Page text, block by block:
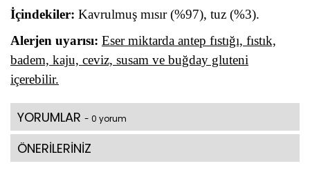
İçindekiler: Kavrulmuş mısır (%97), tuz (%3).
Alerjen uyarısı: Eser miktarda antep fıstığı, fıstık,
badem, kaju, ceviz, susam ve buğday gluteni
içerebilir.
YORUMLAR - 0 yorum
ÖNERİLERİNİZ